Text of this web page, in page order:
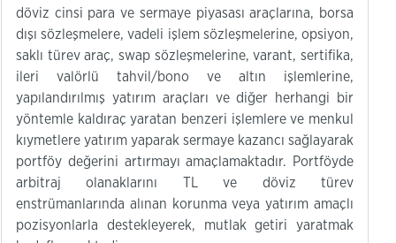
döviz cinsi para ve sermaye piyasası araçlarına, borsa
dışı sözleşmelere, vadeli işlem sözleşmelerine, opsiyon,
saklı türev araç, swap sözleşmelerine, varant, sertifika,
ileri valörlü tahvil/bono ve altın işlemlerine,
yapılandırılmış yatırım araçları ve diğer herhangi bir
yöntemle kaldıraç yaratan benzeri işlemlere ve menkul
kıymetlere yatırım yaparak sermaye kazancı sağlayarak
portföy değerini artırmayı amaçlamaktadır. Portföyde
arbitraj olanaklarını TL ve döviz türev
enstrümanlarında alınan korunma veya yatırım amaçlı
pozisyonlarla destekleyerek, mutlak getiri yaratmak